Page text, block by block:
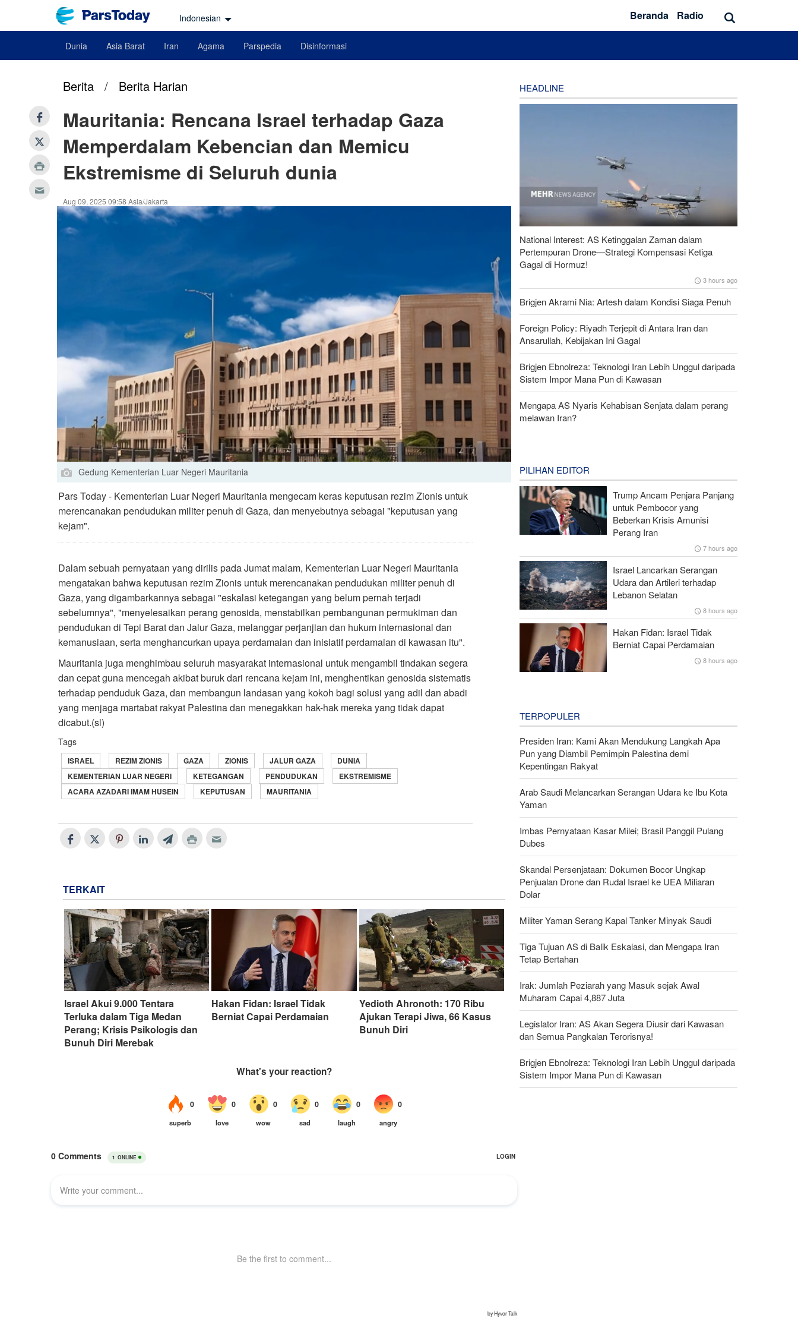
Indonesian Beranda Radio
Dunia Asia Barat Iran Agama Parspedia Disinformasi
Berita / Berita Harian
Mauritania: Rencana Israel terhadap Gaza
Memperdalam Kebencian dan Memicu
Ekstremisme di Seluruh dunia
Aug 09, 2025 09:58 Asia/Jakarta
Gedung Kementerian Luar Negeri Mauritania
Pars Today - Kementerian Luar Negeri Mauritania mengecam keras keputusan rezim Zionis untuk
merencanakan pendudukan militer penuh di Gaza, dan menyebutnya sebagai "keputusan yang
kejam".
Dalam sebuah pernyataan yang dirilis pada Jumat malam, Kementerian Luar Negeri Mauritania
mengatakan bahwa keputusan rezim Zionis untuk merencanakan pendudukan militer penuh di
Gaza, yang digambarkannya sebagai "eskalasi ketegangan yang belum pernah terjadi
sebelumnya", "menyelesaikan perang genosida, menstabilkan pembangunan permukiman dan
pendudukan di Tepi Barat dan Jalur Gaza, melanggar perjanjian dan hukum internasional dan
kemanusiaan, serta menghancurkan upaya perdamaian dan inisiatif perdamaian di kawasan itu".
Mauritania juga menghimbau seluruh masyarakat internasional untuk mengambil tindakan segera
dan cepat guna mencegah akibat buruk dari rencana kejam ini, menghentikan genosida sistematis
terhadap penduduk Gaza, dan membangun landasan yang kokoh bagi solusi yang adil dan abadi
yang menjaga martabat rakyat Palestina dan menegakkan hak-hak mereka yang tidak dapat
dicabut.(sl)
Tags
ISRAEL REZIM ZIONIS GAZA ZIONIS JALUR GAZA
DUNIA
KEMENTERIAN LUAR NEGERI
KETEGANGAN PENDUDUKAN
EKSTREMISME
ACARA AZADARI IMAM HUSEIN
KEPUTUSAN MAURITANIA
TERKAIT
Israel Akui 9.000 Tentara
Terluka dalam Tiga Medan
Perang; Krisis Psikologis dan
Bunuh Diri Merebak
Hakan Fidan: Israel Tidak
Berniat Capai Perdamaian
Yedioth Ahronoth: 170 Ribu
Ajukan Terapi Jiwa, 66 Kasus
Bunuh Diri
HEADLINE
National Interest: AS Ketinggalan Zaman dalam
Pertempuran Drone—Strategi Kompensasi Ketiga
Gagal di Hormuz!
3 hours ago
Brigjen Akrami Nia: Artesh dalam Kondisi Siaga Penuh
Foreign Policy: Riyadh Terjepit di Antara Iran dan
Ansarullah, Kebijakan Ini Gagal
Brigjen Ebnolreza: Teknologi Iran Lebih Unggul daripada
Sistem Impor Mana Pun di Kawasan
Mengapa AS Nyaris Kehabisan Senjata dalam perang
melawan Iran?
PILIHAN EDITOR
Trump Ancam Penjara Panjang
untuk Pembocor yang
Beberkan Krisis Amunisi
Perang Iran
7 hours ago
Israel Lancarkan Serangan
Udara dan Artileri terhadap
Lebanon Selatan
8 hours ago
Hakan Fidan: Israel Tidak
Berniat Capai Perdamaian
8 hours ago
TERPOPULER
Presiden Iran: Kami Akan Mendukung Langkah Apa
Pun yang Diambil Pemimpin Palestina demi
Kepentingan Rakyat
Arab Saudi Melancarkan Serangan Udara ke Ibu Kota
Yaman
Imbas Pernyataan Kasar Milei; Brasil Panggil Pulang
Dubes
Skandal Persenjataan: Dokumen Bocor Ungkap
Penjualan Drone dan Rudal Israel ke UEA Miliaran
Dolar
Militer Yaman Serang Kapal Tanker Minyak Saudi
Tiga Tujuan AS di Balik Eskalasi, dan Mengapa Iran
Tetap Bertahan
Irak: Jumlah Peziarah yang Masuk sejak Awal
Muharam Capai 4,887 Juta
Legislator Iran: AS Akan Segera Diusir dari Kawasan
dan Semua Pangkalan Terorisnya!
Brigjen Ebnolreza: Teknologi Iran Lebih Unggul daripada
Sistem Impor Mana Pun di Kawasan